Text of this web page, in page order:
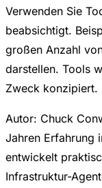
Verwenden Sie
beabsichtigt.
großen Anzahl
darstellen. Tools
Zweck konzipiert.
Autor: Chuck
Jahren Erfahrung
entwickelt
Infrastruktur-